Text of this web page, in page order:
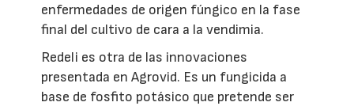
enfermedades de origen fúngico en la fase
final del cultivo de cara a la vendimia.
Redeli es otra de las innovaciones
presentada en Agrovid. Es un fungicida a
base de fosfito potásico que pretende ser